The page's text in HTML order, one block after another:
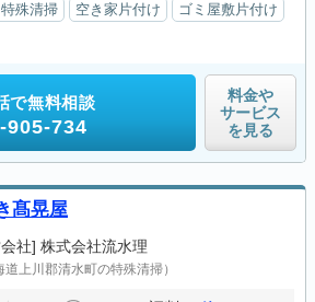
特殊清掃 空き家片付け
ゴミ屋敷片付け
で無料相談
905-734
料金や
サービス
を見る
髙晃屋
社] 株式会社流水理
道上川郡清水町の特殊清掃）